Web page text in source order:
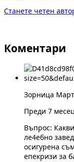
Станете четен
Коментари
Зорница
Преди 7
Въпрос:
ле4ебно
осигурена
епекризи за